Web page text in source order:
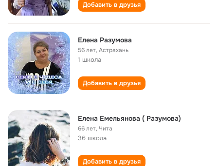
Добавить в друзья
Елена Разумова
56 лет,Астрахань
1 школа
Добавить в друзья
Елена Емельянова ( Разумова)
66 лет,Чита
36 школа
Добавить в друзья